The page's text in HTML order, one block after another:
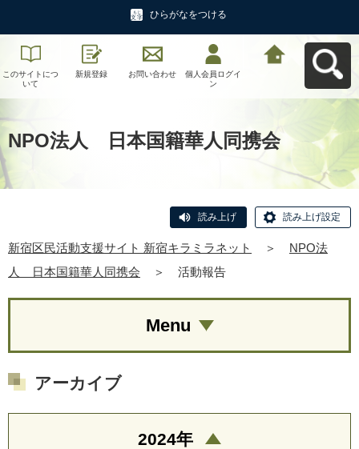
ひらがなをつける
このサイトにつ
いて
新規登録 お問い合わせ
個人会員ログイ
ン
NPO法人 日本国籍華人同携会
読み上げ 読み上げ設定
新宿区民活動支援サイト 新宿キラミラネット ＞
NPO法
人 日本国籍華人同携会
＞ 活動報告
Menu
アーカイブ
2024年